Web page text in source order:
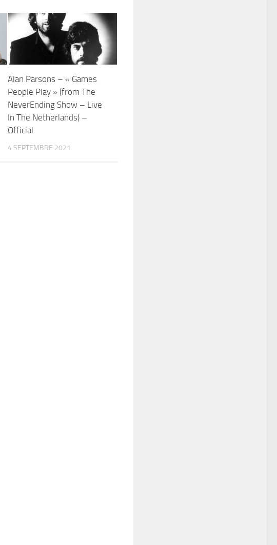
Alan Parsons – « Games
People Play » (from The
NeverEnding Show – Live
In The Netherlands) –
Official
4 SEPTEMBRE 2021